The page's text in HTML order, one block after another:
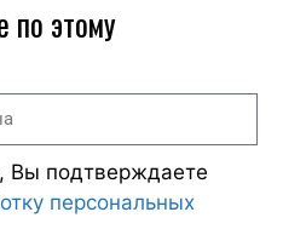
по этому
Вы подтверждаете
персональных